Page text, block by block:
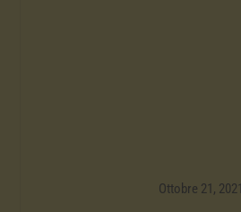
Ottobre 21, 2021